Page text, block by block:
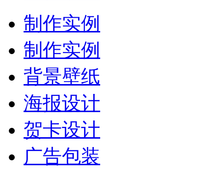
制作实例
制作实例
背景壁纸
海报设计
贺卡设计
广告包装